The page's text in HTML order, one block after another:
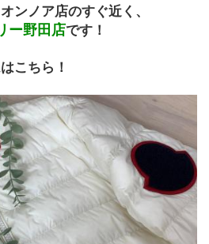
ンノア店のすぐ近く、
ー野田店です！
こちら！